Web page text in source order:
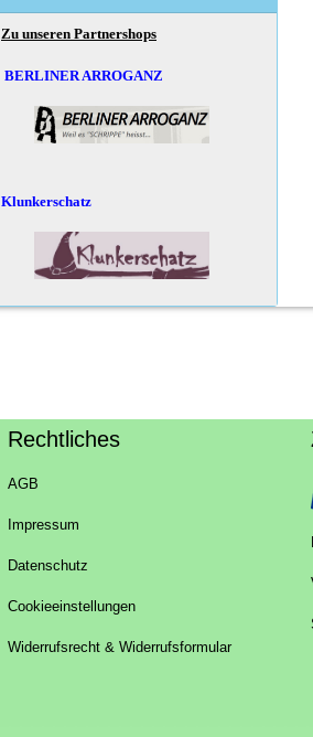
Zu unseren Partnershops
BERLINER ARROGANZ
Klunkerschatz
Rechtliches
AGB
Impressum
Datenschutz
Cookieeinstellungen
Widerrufsrecht & Widerrufsformular